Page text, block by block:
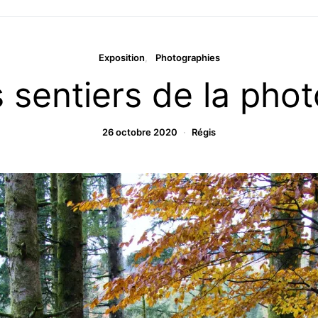
Exposition Photographies
sentiers de la
26 octobre 2020 Régis